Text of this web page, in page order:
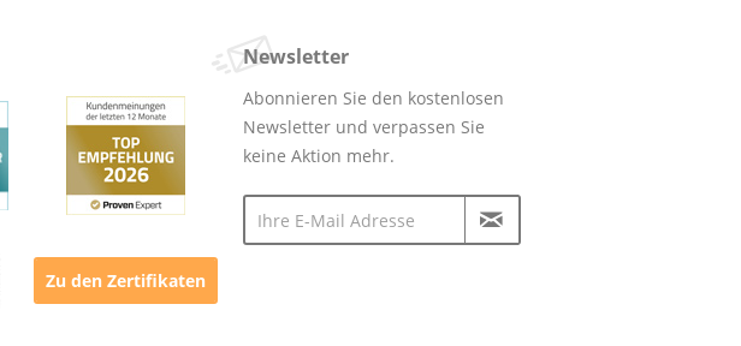
Zu den Zertifikaten
Newsletter
Abonnieren Sie den kostenlosen
Newsletter und verpassen Sie
keine Aktion mehr.